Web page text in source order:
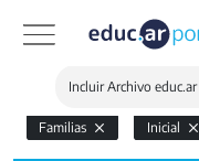
Incluir Archivo educ.ar
Familias Inicial